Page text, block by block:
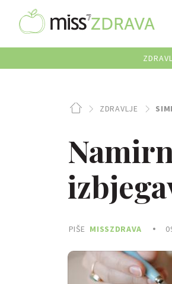
ZDRAVLJE
PIŠE MISSZDRAVA